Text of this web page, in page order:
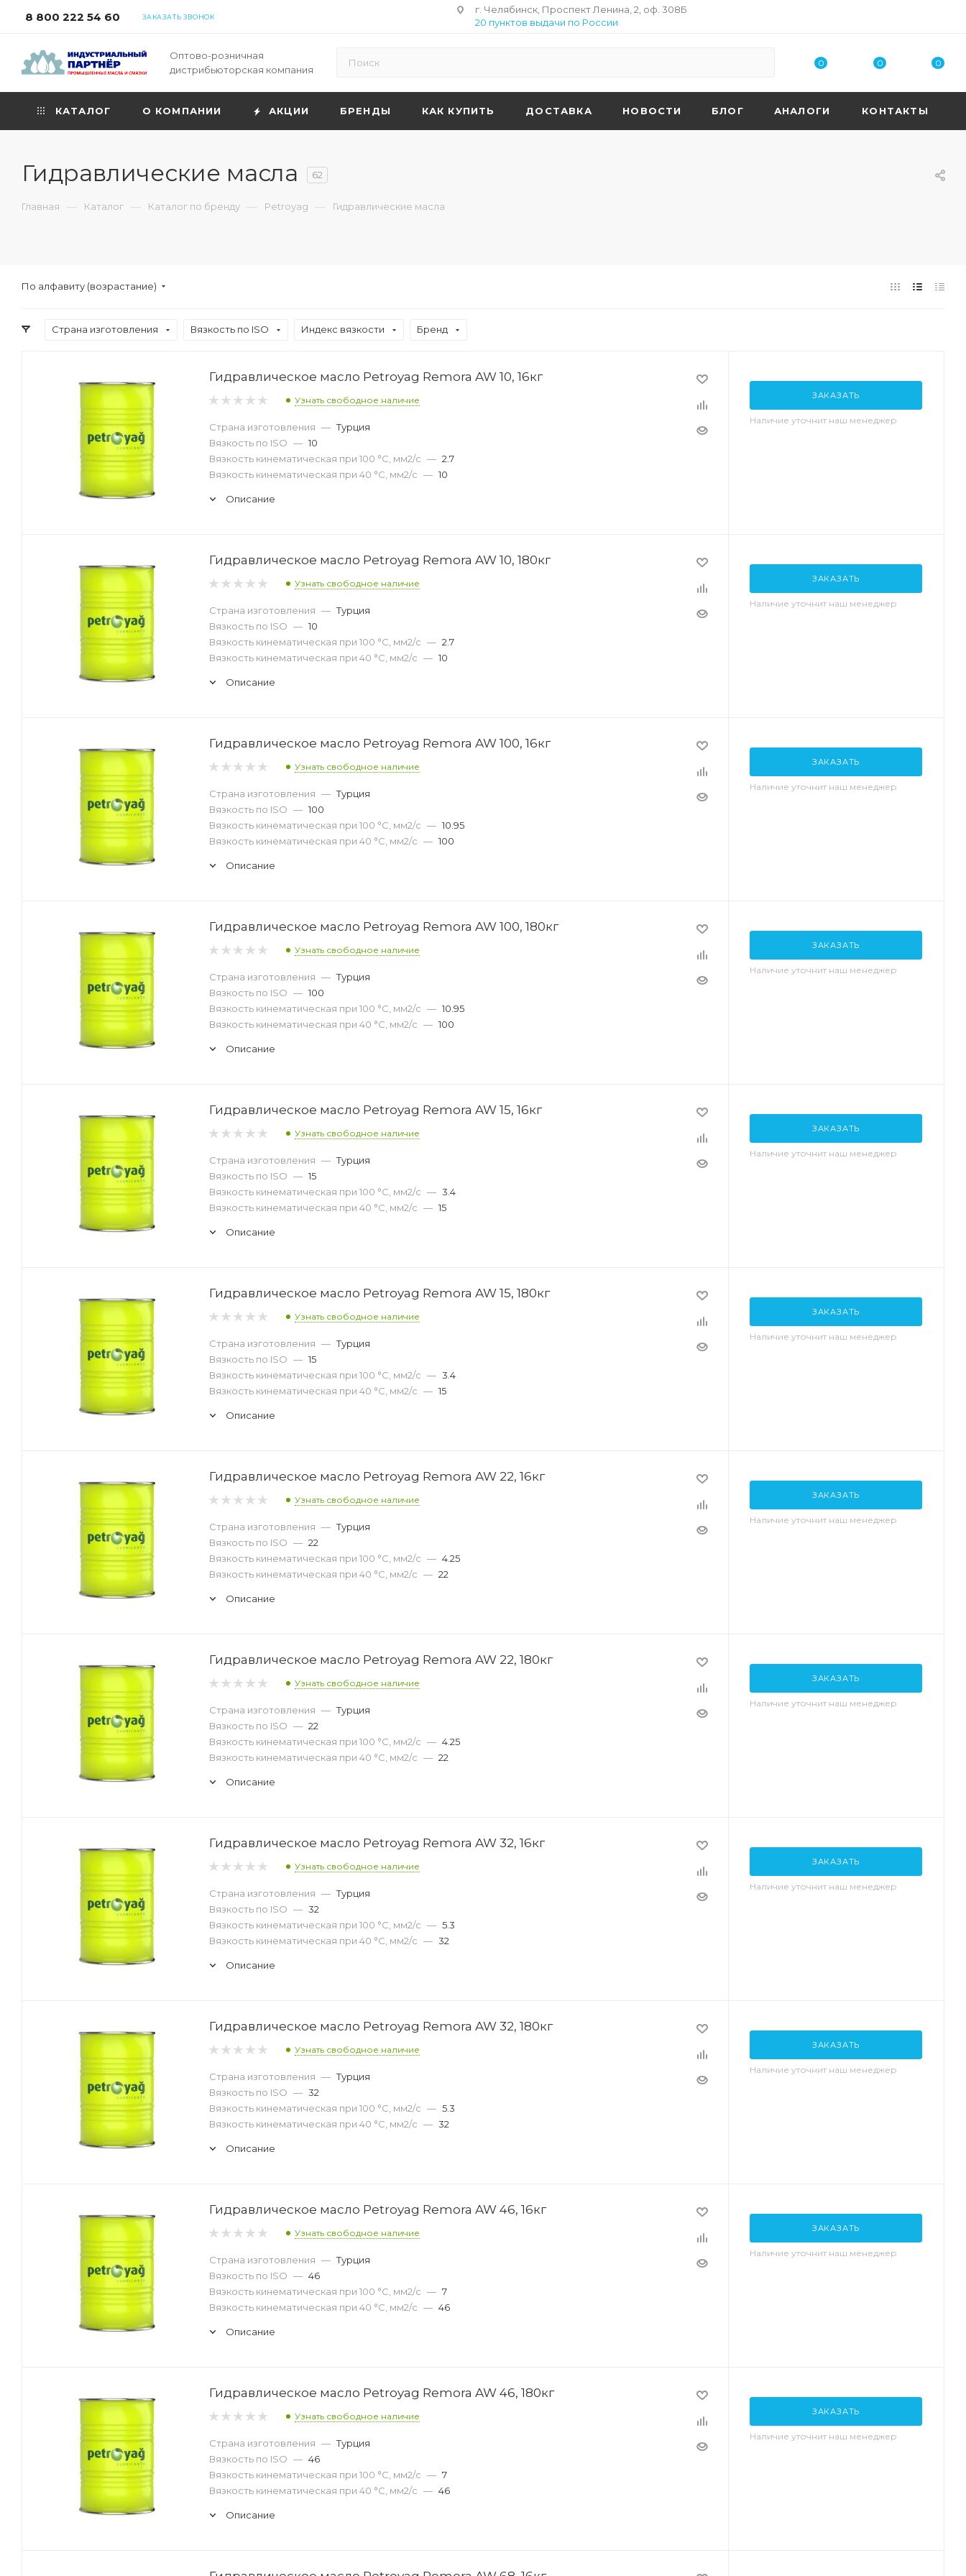
8 800 222 54 60 ЗАКАЗАТЬ ЗВОНОК
г. Челябинск, Проспект Ленина, 2, оф. 308Б
20 пунктов выдачи по России
Оптово-розничная
дистрибьюторская компания
0 0 0
КАТАЛОГ О КОМПАНИИ АКЦИИ БРЕНДЫ КАК КУПИТЬ ДОСТАВКА НОВОСТИ БЛОГ АНАЛОГИ КОНТАКТЫ
Гидравлические масла 62
Главная — Каталог — Каталог по бренду — Petroyag — Гидравлические масла
По алфавиту (возрастание)
Страна изготовления Вязкость по ISO Индекс вязкости Бренд
Гидравлическое масло Petroyag Remora AW 10, 16кг
Узнать свободное наличие
Страна изготовления — Турция
Вязкость по ISO — 10
Вязкость кинематическая при 100 °С, мм2/с — 2.7
Вязкость кинематическая при 40 °С, мм2/с — 10
Описание
ЗАКАЗАТЬ
Наличие уточнит наш менеджер
Гидравлическое масло Petroyag Remora AW 10, 180кг
Узнать свободное наличие
Страна изготовления — Турция
Вязкость по ISO — 10
Вязкость кинематическая при 100 °С, мм2/с — 2.7
Вязкость кинематическая при 40 °С, мм2/с — 10
Описание
ЗАКАЗАТЬ
Наличие уточнит наш менеджер
Гидравлическое масло Petroyag Remora AW 100, 16кг
Узнать свободное наличие
Страна изготовления — Турция
Вязкость по ISO — 100
Вязкость кинематическая при 100 °С, мм2/с — 10.95
Вязкость кинематическая при 40 °С, мм2/с — 100
Описание
ЗАКАЗАТЬ
Наличие уточнит наш менеджер
Гидравлическое масло Petroyag Remora AW 100, 180кг
Узнать свободное наличие
Страна изготовления — Турция
Вязкость по ISO — 100
Вязкость кинематическая при 100 °С, мм2/с — 10.95
Вязкость кинематическая при 40 °С, мм2/с — 100
Описание
ЗАКАЗАТЬ
Наличие уточнит наш менеджер
Гидравлическое масло Petroyag Remora AW 15, 16кг
Узнать свободное наличие
Страна изготовления — Турция
Вязкость по ISO — 15
Вязкость кинематическая при 100 °С, мм2/с — 3.4
Вязкость кинематическая при 40 °С, мм2/с — 15
Описание
ЗАКАЗАТЬ
Наличие уточнит наш менеджер
Гидравлическое масло Petroyag Remora AW 15, 180кг
Узнать свободное наличие
Страна изготовления — Турция
Вязкость по ISO — 15
Вязкость кинематическая при 100 °С, мм2/с — 3.4
Вязкость кинематическая при 40 °С, мм2/с — 15
Описание
ЗАКАЗАТЬ
Наличие уточнит наш менеджер
Гидравлическое масло Petroyag Remora AW 22, 16кг
Узнать свободное наличие
Страна изготовления — Турция
Вязкость по ISO — 22
Вязкость кинематическая при 100 °С, мм2/с — 4.25
Вязкость кинематическая при 40 °С, мм2/с — 22
Описание
ЗАКАЗАТЬ
Наличие уточнит наш менеджер
Гидравлическое масло Petroyag Remora AW 22, 180кг
Узнать свободное наличие
Страна изготовления — Турция
Вязкость по ISO — 22
Вязкость кинематическая при 100 °С, мм2/с — 4.25
Вязкость кинематическая при 40 °С, мм2/с — 22
Описание
ЗАКАЗАТЬ
Наличие уточнит наш менеджер
Гидравлическое масло Petroyag Remora AW 32, 16кг
Узнать свободное наличие
Страна изготовления — Турция
Вязкость по ISO — 32
Вязкость кинематическая при 100 °С, мм2/с — 5.3
Вязкость кинематическая при 40 °С, мм2/с — 32
Описание
ЗАКАЗАТЬ
Наличие уточнит наш менеджер
Гидравлическое масло Petroyag Remora AW 32, 180кг
Узнать свободное наличие
Страна изготовления — Турция
Вязкость по ISO — 32
Вязкость кинематическая при 100 °С, мм2/с — 5.3
Вязкость кинематическая при 40 °С, мм2/с — 32
Описание
ЗАКАЗАТЬ
Наличие уточнит наш менеджер
Гидравлическое масло Petroyag Remora AW 46, 16кг
Узнать свободное наличие
Страна изготовления — Турция
Вязкость по ISO — 46
Вязкость кинематическая при 100 °С, мм2/с — 7
Вязкость кинематическая при 40 °С, мм2/с — 46
Описание
ЗАКАЗАТЬ
Наличие уточнит наш менеджер
Гидравлическое масло Petroyag Remora AW 46, 180кг
Узнать свободное наличие
Страна изготовления — Турция
Вязкость по ISO — 46
Вязкость кинематическая при 100 °С, мм2/с — 7
Вязкость кинематическая при 40 °С, мм2/с — 46
Описание
ЗАКАЗАТЬ
Наличие уточнит наш менеджер